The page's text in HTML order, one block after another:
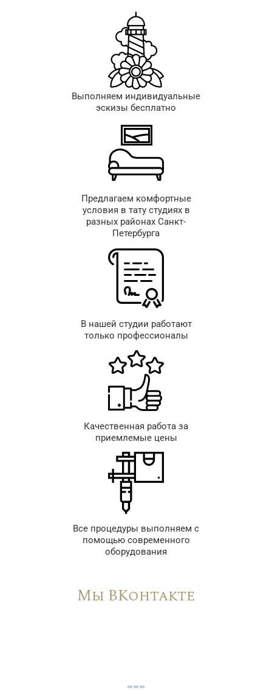
Выполняем индивидуальные
эскизы бесплатно
Предлагаем комфортные
условия в тату студиях в
разных районах Санкт-
Петербурга
В нашей студии работают
только профессионалы
Качественная работа за
приемлемые цены
Все процедуры выполняем с
помощью современного
оборудования
Мы ВКонтакте